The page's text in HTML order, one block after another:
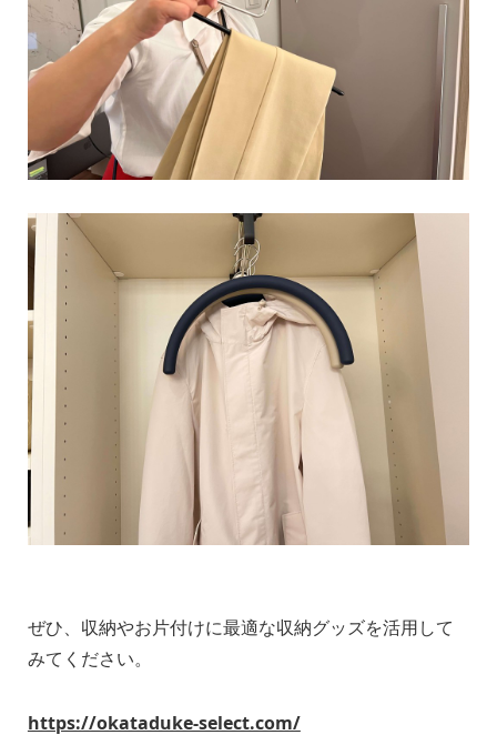
ぜひ、収納やお片付けに最適な収納グッズを活用して
みてください。
https://okataduke-select.com/